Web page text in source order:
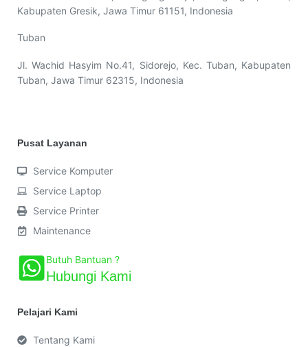
Kabupaten Gresik, Jawa Timur 61151, Indonesia
Tuban
Jl. Wachid Hasyim No.41, Sidorejo, Kec. Tuban, Kabupaten
Tuban, Jawa Timur 62315, Indonesia
Pusat Layanan
Service Komputer
Service Laptop
Service Printer
Maintenance
Butuh Bantuan ?
Hubungi Kami
Pelajari Kami
Tentang Kami